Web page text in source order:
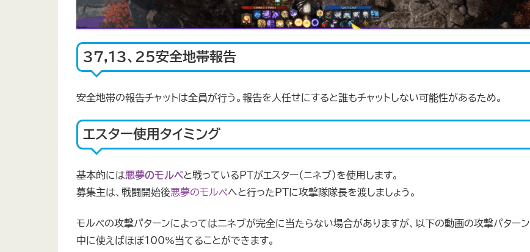
37,13、25安全地帯報告
安全地帯の報告チャットは全員が行う。報告を人任せにすると誰もチャットしない可能性があるため。
エスター使用タイミング
基本的には悪夢のモルペと戦っているPTがエスター（ニネブ）を使用します。
募集主は、戦闘開始後悪夢のモルペへと行ったPTに攻撃隊隊長を渡しましょう。
モルペの攻撃パターンによっては二ネブが完全に当たらない場合がありますが、以下の動画の攻撃パターン
中に使えばほぼ100%当てることができます。